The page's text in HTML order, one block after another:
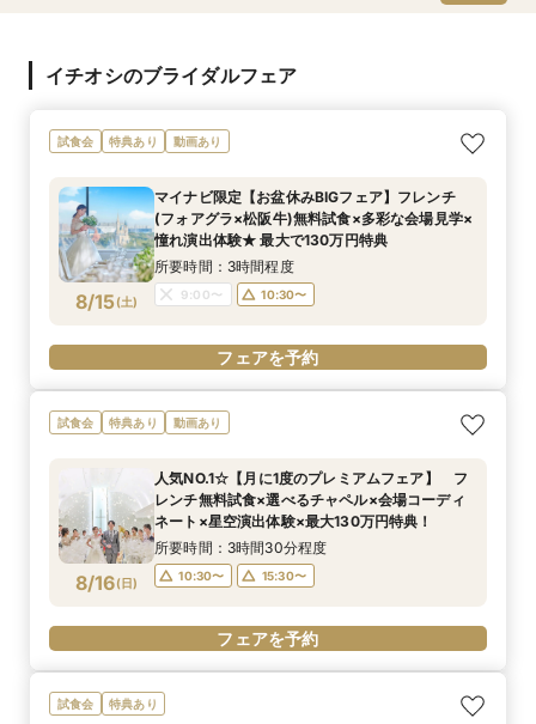
イチオシのブライダルフェア
試食会 特典あり 動画あり
8/15(土)
マイナビ限定【お盆休みBIGフェア】フレンチ
(フォアグラ×松阪牛)無料試食×多彩な会場見学×
憧れ演出体験★ 最大で130万円特典
所要時間：3時間程度
9:00〜 10:30〜
フェアを予約
試食会 特典あり 動画あり
8/16(日)
人気NO.1☆【月に1度のプレミアムフェア】 フ
レンチ無料試食×選べるチャペル×会場コーディ
ネート×星空演出体験×最大130万円特典！
所要時間：3時間30分程度
10:30〜 15:30〜
フェアを予約
試食会 特典あり